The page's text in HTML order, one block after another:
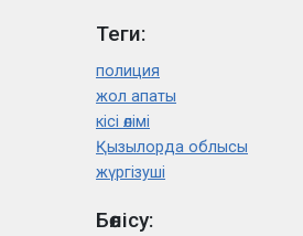
Теги:
полиция
жол апаты
кісі өлімі
Қызылорда облысы
жүргізуші
Бөлісу: